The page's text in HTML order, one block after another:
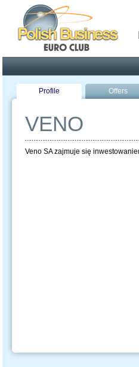
Profile Offers
VENO
Veno SA zajmuje się